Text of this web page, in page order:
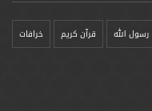
رسول الله قرآن کریم خرافات